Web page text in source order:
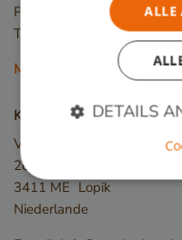
Piquia
Tali
Mehr Holzarten
Kontakt
Van den Berg Hardhout
2e Industrieweg 19
3411 ME Lopik
Niederlande
ALLE
DETAILS
Unbedingt